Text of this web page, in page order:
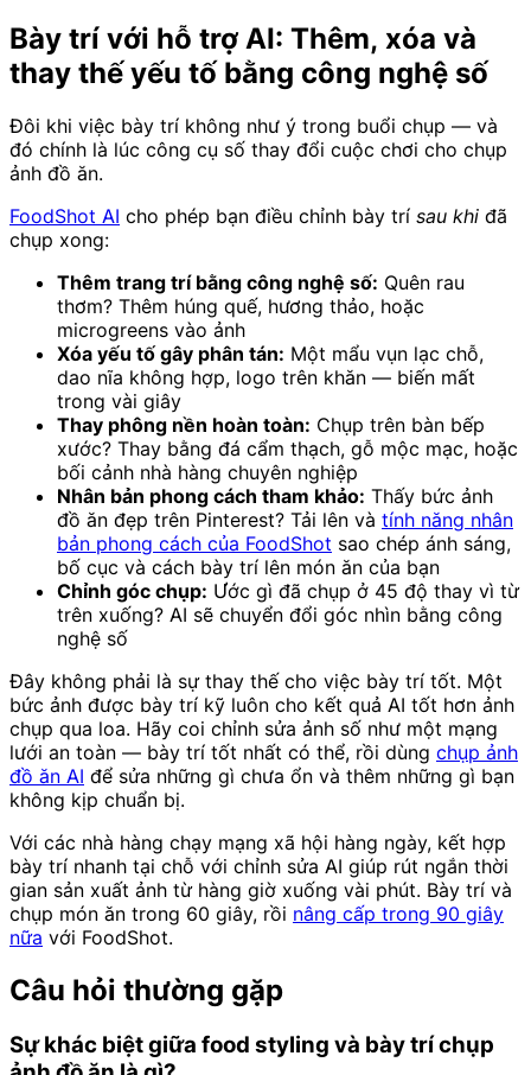
Bày trí với hỗ trợ AI: Thêm, xóa và
thay thế yếu tố bằng công nghệ số
Đôi khi việc bày trí không như ý trong buổi chụp — và
đó chính là lúc công cụ số thay đổi cuộc chơi cho chụp
ảnh đồ ăn.
FoodShot AI cho phép bạn điều chỉnh bày trí sau khi đã
chụp xong:
Thêm trang trí bằng công nghệ số: Quên rau
thơm? Thêm húng quế, hương thảo, hoặc
microgreens vào ảnh
Xóa yếu tố gây phân tán: Một mẩu vụn lạc chỗ,
dao nĩa không hợp, logo trên khăn — biến mất
trong vài giây
Thay phông nền hoàn toàn: Chụp trên bàn bếp
xước? Thay bằng đá cẩm thạch, gỗ mộc mạc, hoặc
bối cảnh nhà hàng chuyên nghiệp
Nhân bản phong cách tham khảo: Thấy bức ảnh
đồ ăn đẹp trên Pinterest? Tải lên và tính năng nhân
bản phong cách của FoodShot sao chép ánh sáng,
bố cục và cách bày trí lên món ăn của bạn
Chỉnh góc chụp: Ước gì đã chụp ở 45 độ thay vì từ
trên xuống? AI sẽ chuyển đổi góc nhìn bằng công
nghệ số
Đây không phải là sự thay thế cho việc bày trí tốt. Một
bức ảnh được bày trí kỹ luôn cho kết quả AI tốt hơn ảnh
chụp qua loa. Hãy coi chỉnh sửa ảnh số như một mạng
lưới an toàn — bày trí tốt nhất có thể, rồi dùng chụp ảnh
đồ ăn AI để sửa những gì chưa ổn và thêm những gì bạn
không kịp chuẩn bị.
Với các nhà hàng chạy mạng xã hội hàng ngày, kết hợp
bày trí nhanh tại chỗ với chỉnh sửa AI giúp rút ngắn thời
gian sản xuất ảnh từ hàng giờ xuống vài phút. Bày trí và
chụp món ăn trong 60 giây, rồi nâng cấp trong 90 giây
nữa với FoodShot.
Câu hỏi thường gặp
Sự khác biệt giữa food styling và bày trí chụp